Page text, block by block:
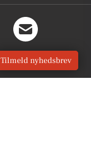
Tilmeld nyhedsbrev